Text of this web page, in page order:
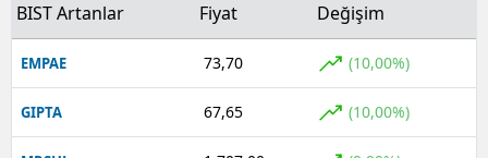
BIST Artanlar Fiyat Değişim
EMPAE 73,70 (10,00%)
GIPTA 67,65 (10,00%)